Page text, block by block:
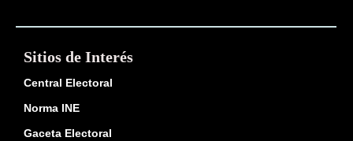
Sitios de Interés
Central Electoral
Norma INE
Gaceta Electoral